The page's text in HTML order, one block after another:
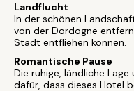
Landflucht
In der schönen
von der Dordogne
Stadt entfliehen können.
Romantische Pause
Die ruhige, ländliche
dafür, dass dieses Hotel